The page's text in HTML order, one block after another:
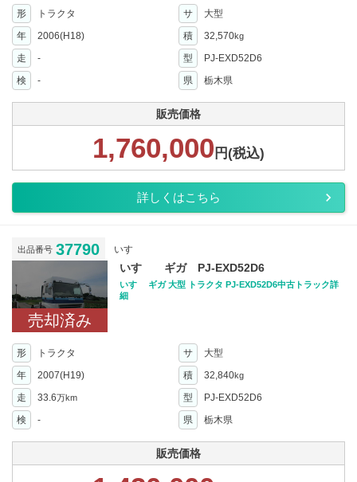
形 トラクタ サ
大型
年
2006(H18) 積 32,570kg
走 - 型
PJ-EXD52D6
検
- 県 栃木県
販売価格
1,760,000 円(税込)
詳しくはこちら
出品番号 37790 いすゞ
売却済み
いすゞ ギガ PJ-EXD52D6
いすゞ ギガ 大型 トラクタ PJ-EXD52D6中古トラック詳
細
形 トラクタ サ
大型
年
2007(H19) 積 32,840kg
走 33.6万km 型
PJ-EXD52D6
検
- 県 栃木県
販売価格